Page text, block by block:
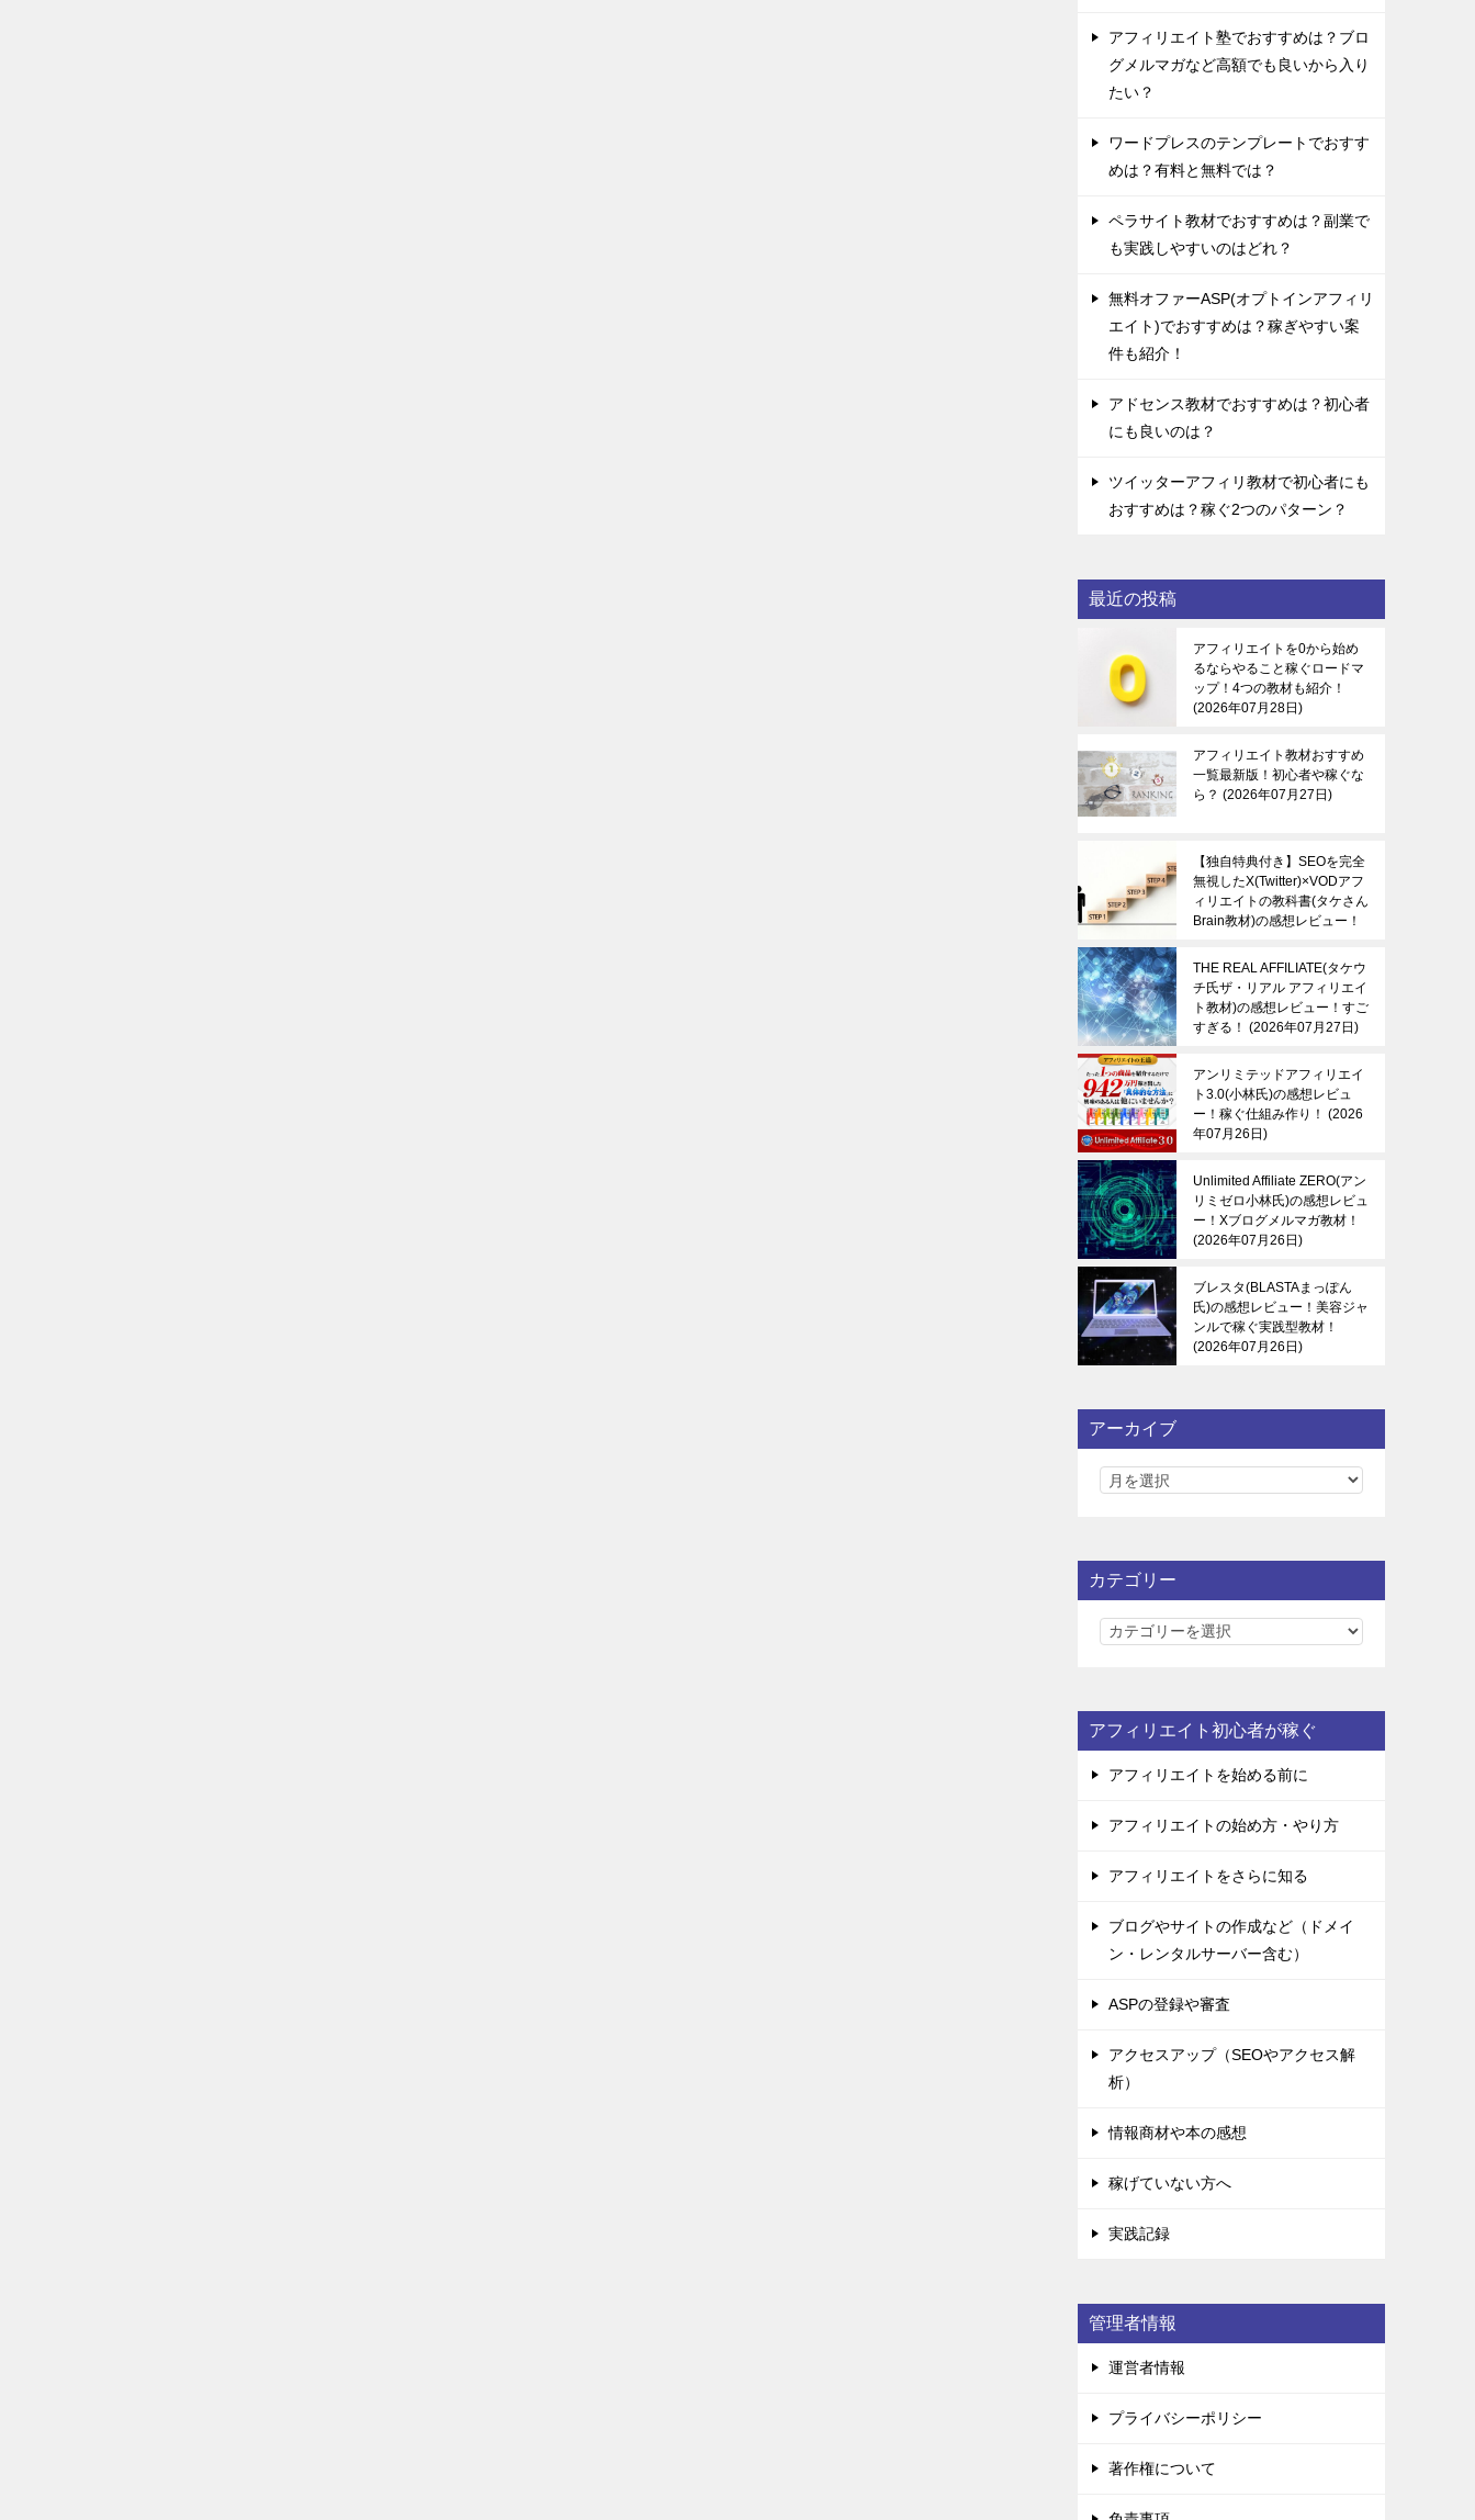
アフィリエイト塾でおすすめは？ブロ
グメルマガなど高額でも良いから入り
たい？
ワードプレスのテンプレートでおすす
めは？有料と無料では？
ペラサイト教材でおすすめは？副業で
も実践しやすいのはどれ？
無料オファーASP(オプトインアフィリ
エイト)でおすすめは？稼ぎやすい案
件も紹介！
アドセンス教材でおすすめは？初心者
にも良いのは？
ツイッターアフィリ教材で初心者にも
おすすめは？稼ぐ2つのパターン？
最近の投稿
アフィリエイトを0から始め
るならやること稼ぐロードマ
ップ！4つの教材も紹介！
2026年07月28日
アフィリエイト教材おすすめ
一覧最新版！初心者や稼ぐな
ら？
2026年07月27日
【独自特典付き】SEOを完全
無視したX(Twitter)×VODアフ
ィリエイトの教科書(タケさん
Brain教材)の感想レビュー！
月27日
THE REAL AFFILIATE(タケウ
チ氏ザ・リアル アフィリエイ
ト教材)の感想レビュー！すご
すぎる！
2026年07月27日
アンリミテッドアフィリエイ
ト3.0(小林氏)の感想レビュ
ー！稼ぐ仕組み作り！
2026
年07月26日
Unlimited Affiliate ZERO(アン
リミゼロ小林氏)の感想レビュ
ー！Xブログメルマガ教材！
2026年07月26日
ブレスタ(BLASTAまっぽん
氏)の感想レビュー！美容ジャ
ンルで稼ぐ実践型教材！
2026年07月26日
アーカイブ
カテゴリー
カ
リ
ー
アフィリエイト初心者が稼ぐ
アフィリエイトを始める前に
アフィリエイトの始め方・やり方
アフィリエイトをさらに知る
ブログやサイトの作成など（ドメイ
ン・レンタルサーバー含む）
ASPの登録や審査
アクセスアップ（SEOやアクセス解
析）
情報商材や本の感想
稼げていない方へ
実践記録
管理者情報
運営者情報
プライバシーポリシー
著作権について